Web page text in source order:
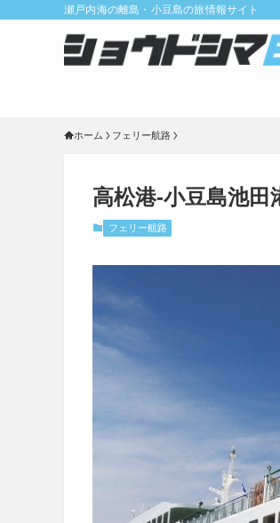
瀬戸内海の離島・小豆島の旅情報サイト
ホーム フェリー航路
高松港-小豆島池
フェリー航路